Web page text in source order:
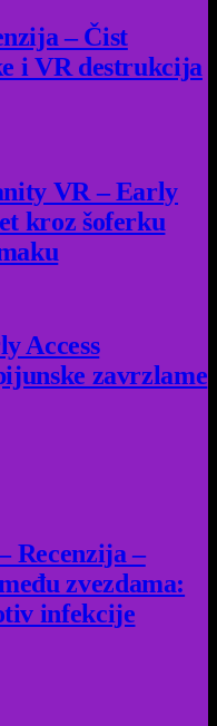
– Čist
i VR destrukcija
VR – Early
kroz šoferku
Access
zavrzlame
Recenzija –
zvezdama:
infekcije